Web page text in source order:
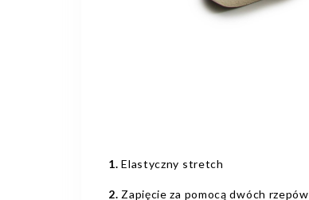
1.Elastyczny stretch
2.Zapięcie za pomocą dwóch rzepów